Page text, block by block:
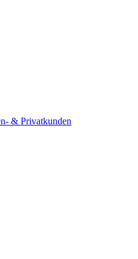
& Privatkunden